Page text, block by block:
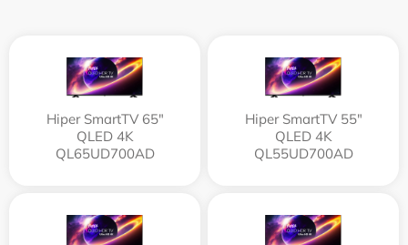
Hiper SmartTV 65"
QLED 4K
QL65UD700AD
Hiper SmartTV 55"
QLED 4K
QL55UD700AD